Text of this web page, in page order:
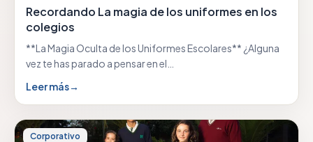
Recordando La magia de los uniformes en los
colegios
**La Magia Oculta de los Uniformes Escolares** ¿Alguna
vez te has parado a pensar en el…
Leer más→
Corporativo